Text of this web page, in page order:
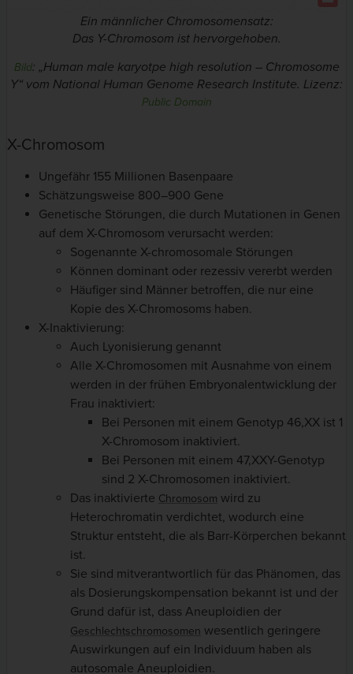
Ein männlicher Chromosomensatz:
Das Y-Chromosom ist hervorgehoben.
Bild: „Human male karyotpe high resolution – Chromosome
Y“ vom National Human Genome Research Institute. Lizenz:
Public Domain
X-Chromosom
Ungefähr 155 Millionen Basenpaare
Schätzungsweise 800–900 Gene
Genetische Störungen, die durch Mutationen in Genen
auf dem X-Chromosom verursacht werden:
Sogenannte X-chromosomale Störungen
Können dominant oder rezessiv vererbt werden
Häufiger sind Männer betroffen, die nur eine
Kopie des X-Chromosoms haben.
X-Inaktivierung:
Auch Lyonisierung genannt
Alle X-Chromosomen mit Ausnahme von einem
werden in der frühen Embryonalentwicklung der
Frau inaktiviert:
Bei Personen mit einem Genotyp 46,XX ist 1
X-Chromosom inaktiviert.
Bei Personen mit einem 47,XXY-Genotyp
sind 2 X-Chromosomen inaktiviert.
Das inaktivierte Chromosom wird zu
Heterochromatin verdichtet, wodurch eine
Struktur entsteht, die als Barr-Körperchen bekannt
ist.
Sie sind mitverantwortlich für das Phänomen, das
als Dosierungskompensation bekannt ist und der
Grund dafür ist, dass Aneuploidien der
Geschlechtschromosomen wesentlich geringere
Auswirkungen auf ein Individuum haben als
autosomale Aneuploidien.